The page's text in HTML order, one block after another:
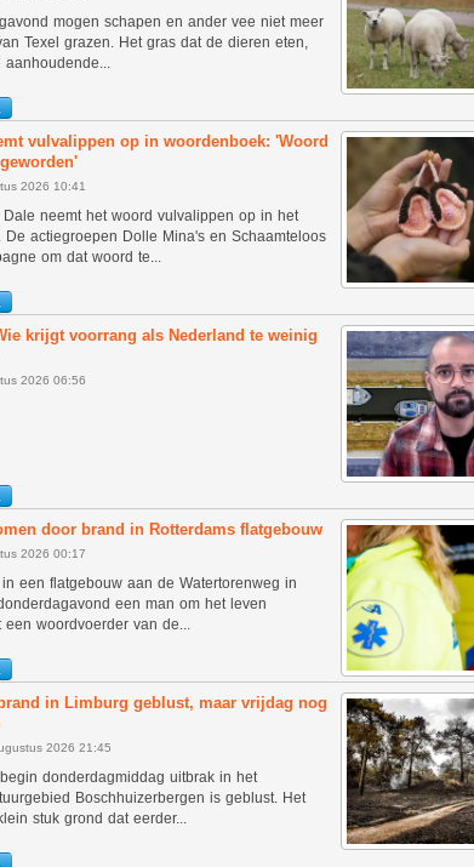
mogen schapen en ander vee niet meer
Texel grazen. Het gras dat de dieren eten,
vulvalippen op in woordenboek: 'Woord
2026 10:41
Dale neemt het woord vulvalippen op in het
De actiegroepen Dolle Mina's en Schaamteloos
om dat woord te...
krijgt voorrang als Nederland te weinig
2026 06:56
door brand in Rotterdams flatgebouw
2026 00:17
een flatgebouw aan de Watertorenweg in
een man om het leven
een woordvoerder van de...
in Limburg geblust, maar vrijdag nog
2026 21:45
donderdagmiddag uitbrak in het
Boschhuizerbergen is geblust. Het
stuk grond dat eerder...